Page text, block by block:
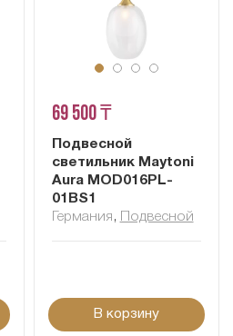
69 500 ₸
Подвесной
светильник Maytoni
Aura MOD016PL-
01BS1
Германия , Подвесной
В корзину